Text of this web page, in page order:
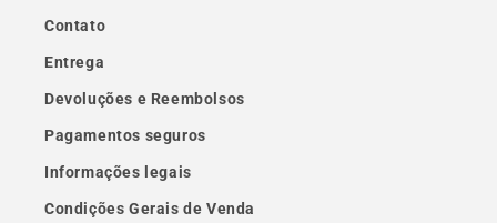
Contato
Entrega
Devoluções e Reembolsos
Pagamentos seguros
Informações legais
Condições Gerais de Venda